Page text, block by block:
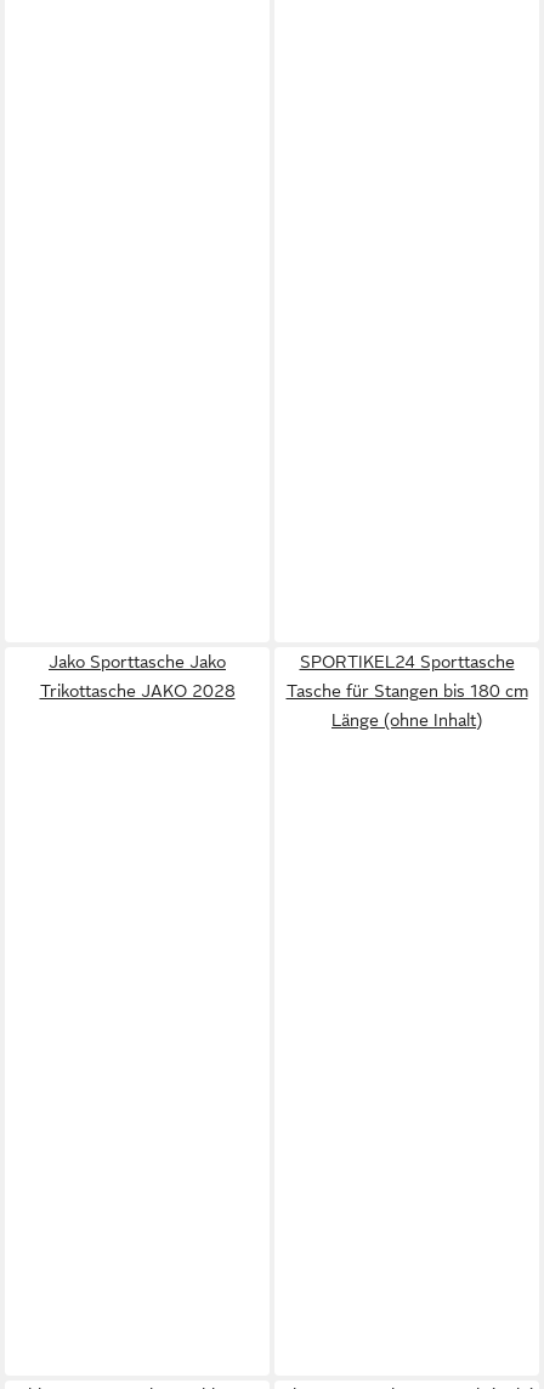
Jako Sporttasche Jako
Trikottasche JAKO 2028
SPORTIKEL24 Sporttasche
Tasche für Stangen bis 180 cm
Länge (ohne Inhalt)